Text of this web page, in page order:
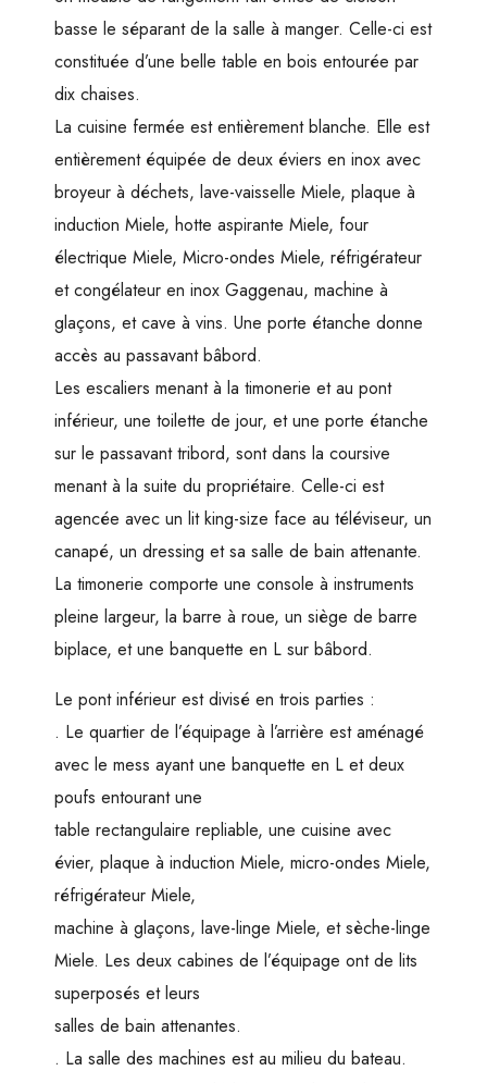
basse le séparant de la salle à manger. Celle-ci est
constituée d’une belle table en bois entourée par
dix chaises.
La cuisine fermée est entièrement blanche. Elle est
entièrement équipée de deux éviers en inox avec
broyeur à déchets, lave-vaisselle Miele, plaque à
induction Miele, hotte aspirante Miele, four
électrique Miele, Micro-ondes Miele, réfrigérateur
et congélateur en inox Gaggenau, machine à
glaçons, et cave à vins. Une porte étanche donne
accès au passavant bâbord.
Les escaliers menant à la timonerie et au pont
inférieur, une toilette de jour, et une porte étanche
sur le passavant tribord, sont dans la coursive
menant à la suite du propriétaire. Celle-ci est
agencée avec un lit king-size face au téléviseur, un
canapé, un dressing et sa salle de bain attenante.
La timonerie comporte une console à instruments
pleine largeur, la barre à roue, un siège de barre
biplace, et une banquette en L sur bâbord.
Le pont inférieur est divisé en trois parties :
. Le quartier de l’équipage à l’arrière est aménagé
avec le mess ayant une banquette en L et deux
poufs entourant une
table rectangulaire repliable, une cuisine avec
évier, plaque à induction Miele, micro-ondes Miele,
réfrigérateur Miele,
machine à glaçons, lave-linge Miele, et sèche-linge
Miele. Les deux cabines de l’équipage ont de lits
superposés et leurs
salles de bain attenantes.
. La salle des machines est au milieu du bateau.